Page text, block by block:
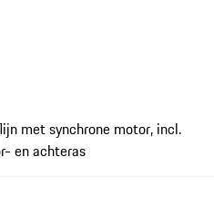
met synchrone motor, incl.
en achteras